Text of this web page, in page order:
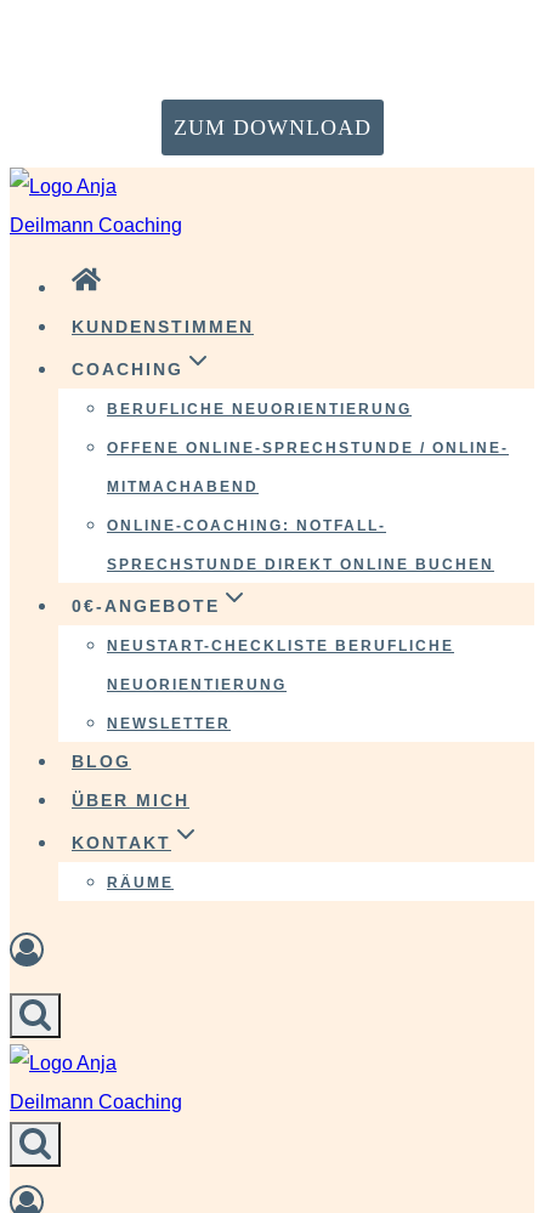
ZUM DOWNLOAD
Zum
Inhalt
KUNDENSTIMMEN
COACHING
BERUFLICHE NEUORIENTIERUNG
OFFENE ONLINE-SPRECHSTUNDE / ONLINE-
MITMACHABEND
ONLINE-COACHING: NOTFALL-
SPRECHSTUNDE DIREKT ONLINE BUCHEN
0€-ANGEBOTE
NEUSTART-CHECKLISTE BERUFLICHE
NEUORIENTIERUNG
NEWSLETTER
BLOG
ÜBER MICH
KONTAKT
RÄUME